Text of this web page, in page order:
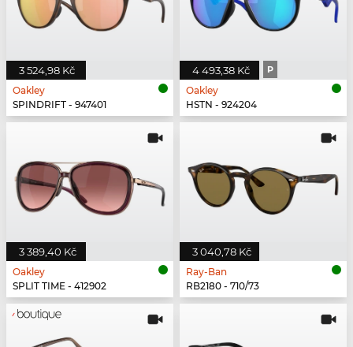
3 524,98 Kč
Oakley
SPINDRIFT - 947401
4 493,38 Kč P
Oakley
HSTN - 924204
3 389,40 Kč
Oakley
SPLIT TIME - 412902
3 040,78 Kč
Ray-Ban
RB2180 - 710/73